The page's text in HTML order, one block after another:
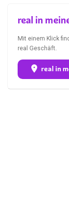
real in
Mit einem Klick
real Geschäft.
real in